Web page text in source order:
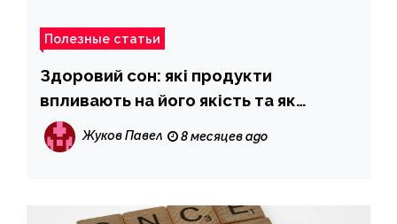
Полезные статьи
Здоровий сон: які продукти
впливають на його якість та як
покращити засинання
Жуков Павел 8 месяцев ago